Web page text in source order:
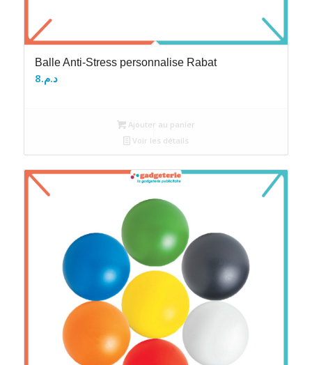
Balle Anti-Stress personnalise Rabat
د.م.8
Ajouter au panier
Voir les détails